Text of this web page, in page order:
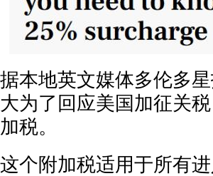
据本地英文媒体多伦多
大为了回应美国加征关
加税。
这个附加税适用于所有